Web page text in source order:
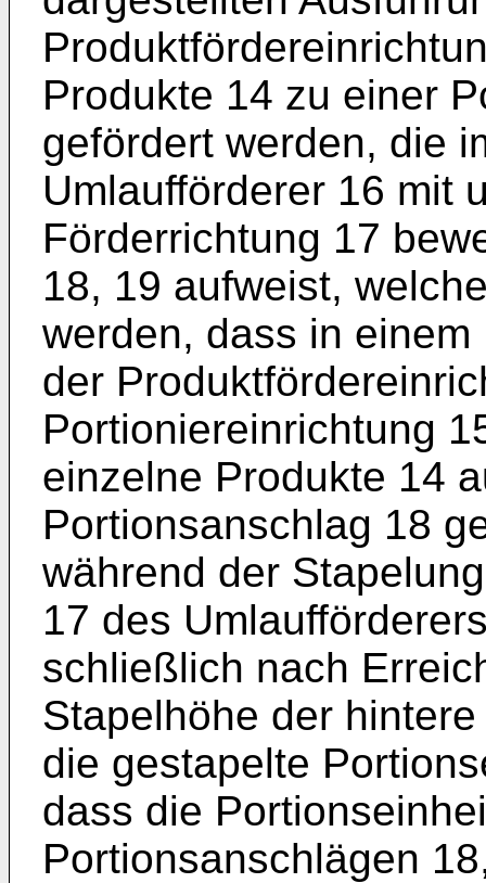
Produkte 14 zu einer
gefördert werden, die
Umlaufförderer 16 mit
Förderrichtung 17
18, 19 aufweist,
werden, dass in
der
Portioniereinrichtung
einzelne Produkte 14
Portionsanschlag 18
während der
17 des
schließlich nach
Stapelhöhe der
die gestapelte
dass die
Portionsanschlägen